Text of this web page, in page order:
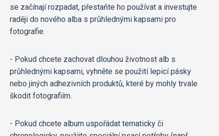
se začínají rozpadat, přestaňte ho používat a investujte
raději do nového alba s průhlednými kapsami pro
fotografie.
- Pokud chcete zachovat dlouhou životnost alb s
průhlednými kapsami, vyhněte se použití lepicí pásky
nebo jiných adhezivních produktů, které by mohly trvale
škodit fotografiím.
- Pokud chcete album uspořádat tematicky či